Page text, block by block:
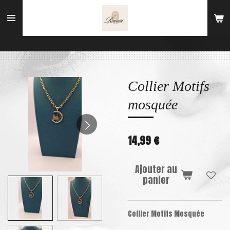
au
Collier Motifs
mosquée
14,99 €
Ajouter au
panier
Collier Motifs Mosquée